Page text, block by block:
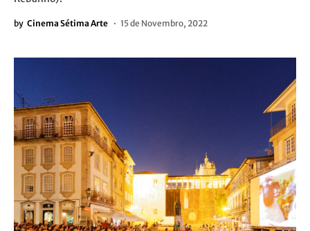
by Cinema Sétima Arte 15 de Novembro, 2022